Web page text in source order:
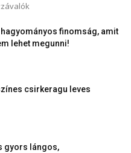
finomság, amit
lehet megunni!
csirkeragu leves
gyors lángos,